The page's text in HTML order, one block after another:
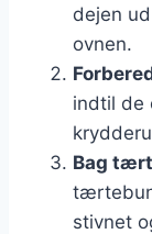
dejen
ovnen.
indtil de
Bag
stivnet